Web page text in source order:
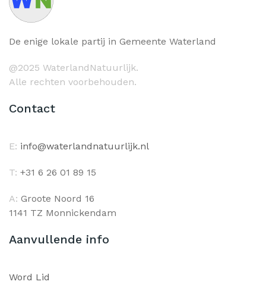
De enige lokale partij in Gemeente Waterland
@2025 WaterlandNatuurlijk.
Alle rechten voorbehouden.
Contact
E: info@waterlandnatuurlijk.nl
T: +31 6 26 01 89 15
A: Groote Noord 16
1141 TZ Monnickendam
Aanvullende info
Word Lid